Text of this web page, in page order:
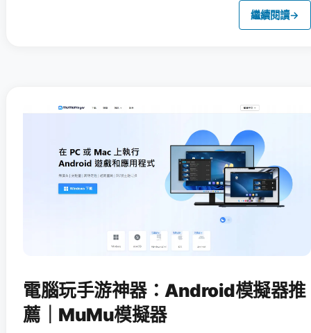
繼續閱讀→
電腦玩手游神器：Android模擬器推
薦｜MuMu模擬器